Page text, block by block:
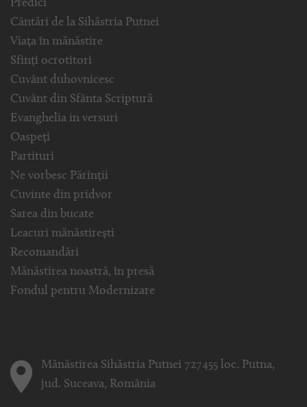
Predici
Cântări de la Sihăstria Putnei
Viața în mănăstire
Sfinți ocrotitori
Cuvânt duhovnicesc
Cuvânt din Sfânta Scriptură
Evanghelia in versuri
Oaspeți
Partituri
Ne vorbesc Părinții
Cuvinte din pridvor
Sarea din bucate
Leacuri mănăstirești
Recomandări
Mănăstirea noastră, în presă
Fondul pentru Modernizare
Mănăstirea Sihăstria Putnei 727455 loc. Putna,
jud. Suceava, România